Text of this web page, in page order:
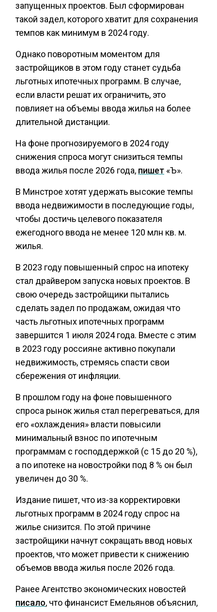
запущенных проектов. Был сформирован
такой задел, которого хватит для сохранения
темпов как минимум в 2024 году.
Однако поворотным моментом для
застройщиков в этом году станет судьба
льготных ипотечных программ. В случае,
если власти решат их ограничить, это
повлияет на объемы ввода жилья на более
длительной дистанции.
На фоне прогнозируемого в 2024 году
снижения спроса могут снизиться темпы
ввода жилья после 2026 года, пишет «Ъ».
В Минстрое хотят удержать высокие темпы
ввода недвижимости в последующие годы,
чтобы достичь целевого показателя
ежегодного ввода не менее 120 млн кв. м.
жилья.
В 2023 году повышенный спрос на ипотеку
стал драйвером запуска новых проектов. В
свою очередь застройщики пытались
сделать задел по продажам, ожидая что
часть льготных ипотечных программ
завершится 1 июля 2024 года. Вместе с этим
в 2023 году россияне активно покупали
недвижимость, стремясь спасти свои
сбережения от инфляции.
В прошлом году на фоне повышенного
спроса рынок жилья стал перегреваться, для
его «охлаждения» власти повысили
минимальный взнос по ипотечным
программам с господдержкой (с 15 до 20 %),
а по ипотеке на новостройки под 8 % он был
увеличен до 30 %.
Издание пишет, что из-за корректировки
льготных программ в 2024 году спрос на
жилье снизится. По этой причине
застройщики начнут сокращать ввод новых
проектов, что может привести к снижению
объемов ввода жилья после 2026 года.
Ранее Агентство экономических новостей
писало, что финансист Емельянов объяснил,